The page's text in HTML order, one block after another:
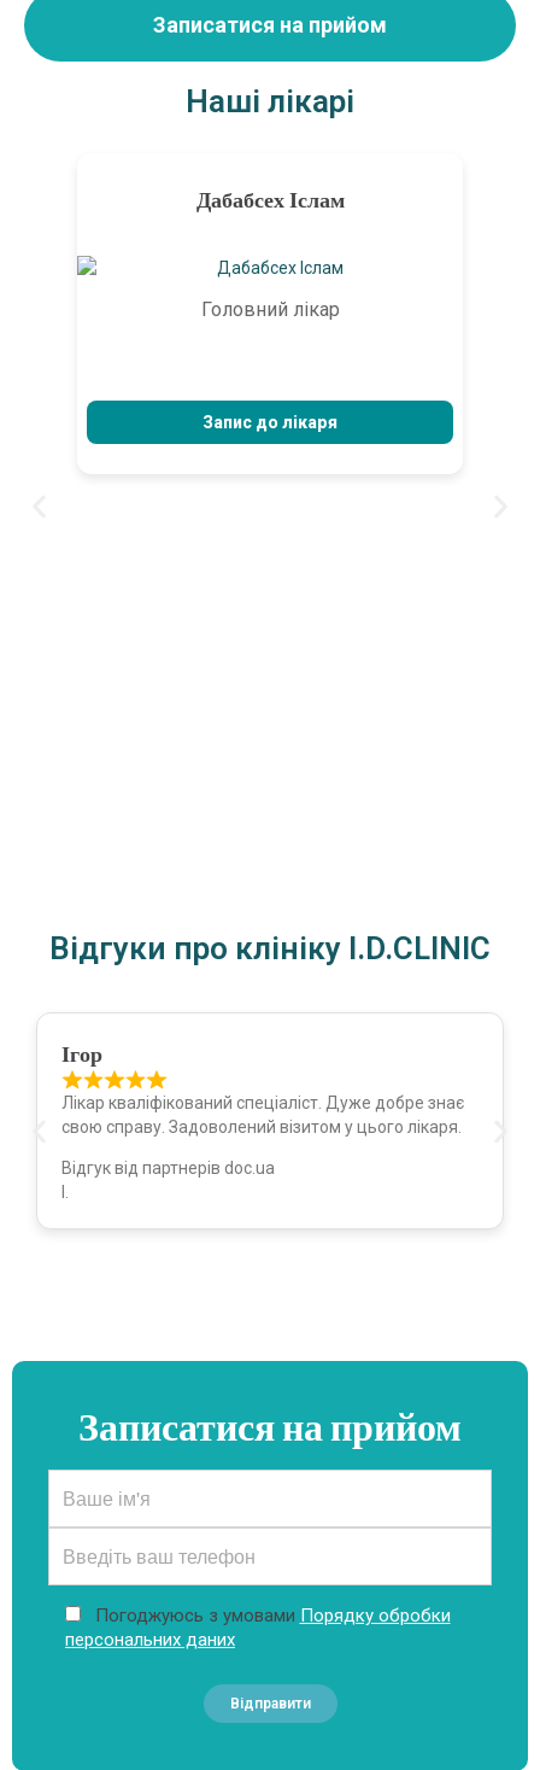
Записатися на прийом
Наші лікарі
Дабабсех Іслам
Головний лікар
Запис до лікаря
Відгуки про клініку I.D.CLINIC
Ігор
Лікар кваліфікований спеціаліст. Дуже добре знає
свою справу. Задоволений візитом у цього лікаря.
Відгук від партнерів doc.ua
Записатися на прийом
Погоджуюсь з умовами Порядку обробки
персональних даних